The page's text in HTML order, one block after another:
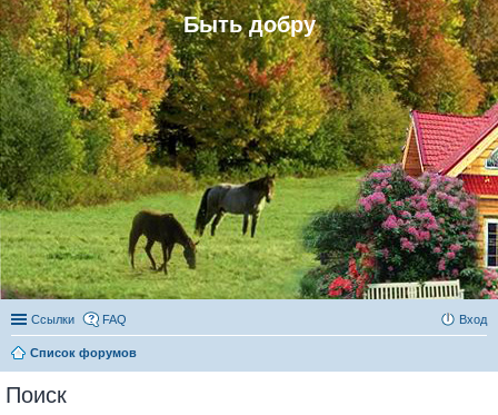
Быть добру
Ссылки FAQ Вход
Список форумов
Поиск